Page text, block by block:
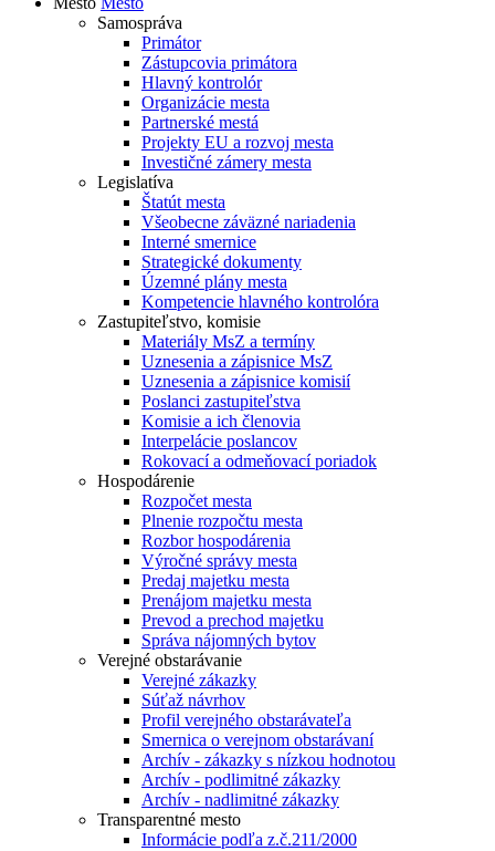
Samospráva
Primátor
Zástupcovia primátora
Hlavný kontrolór
Organizácie mesta
Partnerské mestá
Projekty EU a rozvoj mesta
Investičné zámery mesta
Legislatíva
Štatút mesta
Všeobecne záväzné nariadenia
Interné smernice
Strategické dokumenty
Územné plány mesta
Kompetencie hlavného kontrolóra
Zastupiteľstvo, komisie
Materiály MsZ a termíny
Uznesenia a zápisnice MsZ
Uznesenia a zápisnice komisií
Poslanci zastupiteľstva
Komisie a ich členovia
Interpelácie poslancov
Rokovací a odmeňovací poriadok
Hospodárenie
Rozpočet mesta
Plnenie rozpočtu mesta
Rozbor hospodárenia
Výročné správy mesta
Predaj majetku mesta
Prenájom majetku mesta
Prevod a prechod majetku
Správa nájomných bytov
Verejné obstarávanie
Verejné zákazky
Súťaž návrhov
Profil verejného obstarávateľa
Smernica o verejnom obstarávaní
Archív - zákazky s nízkou hodnotou
Archív - podlimitné zákazky
Archív - nadlimitné zákazky
Transparentné mesto
Informácie podľa z.č.211/2000